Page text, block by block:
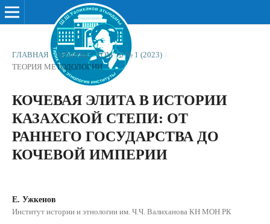
ГЛАВНАЯ / АРХИВЫ / ТОМ 10 № 1 (2023) /
ТЕОРИЯ МЕТОДОЛОГИИ
КОЧЕВАЯ ЭЛИТА В ИСТОРИИ
КАЗАХСКОЙ СТЕПИ: ОТ
РАННЕГО ГОСУДАРСТВА ДО
КОЧЕВОЙ ИМПЕРИИ
Е. Ужкенов
Институт истории и этнологии им. Ч.Ч. Валиханова КН МОН РК